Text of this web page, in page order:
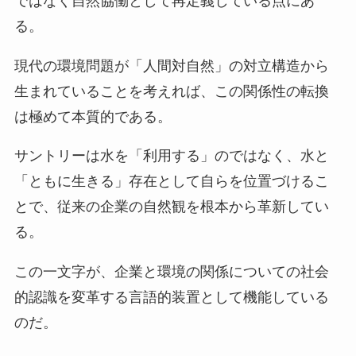
る。
現代の環境問題が「人間対自然」の対立構造から
生まれていることを考えれば、この関係性の転換
は極めて本質的である。
サントリーは水を「利用する」のではなく、水と
「ともに生きる」存在として自らを位置づけるこ
とで、従来の企業の自然観を根本から革新してい
る。
この一文字が、企業と環境の関係についての社会
的認識を変革する言語的装置として機能している
のだ。